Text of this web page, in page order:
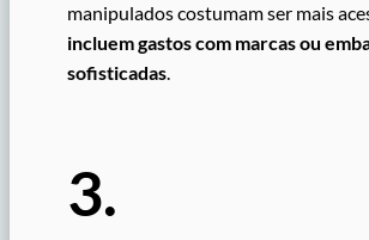
manipulados costumam ser mais
incluem gastos com marcas ou
sofisticadas.
3.